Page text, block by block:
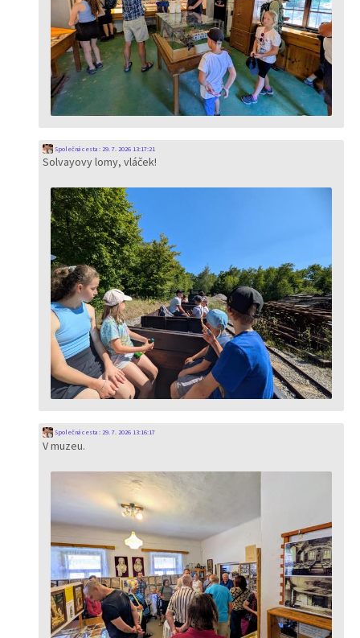
Společná cesta: 29. 7. 2026 13:17:21
Solvayovy lomy, vláček!
Společná cesta: 29. 7. 2026 13:16:17
V muzeu.